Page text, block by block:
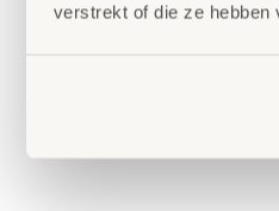
verstrekt of die ze hebben